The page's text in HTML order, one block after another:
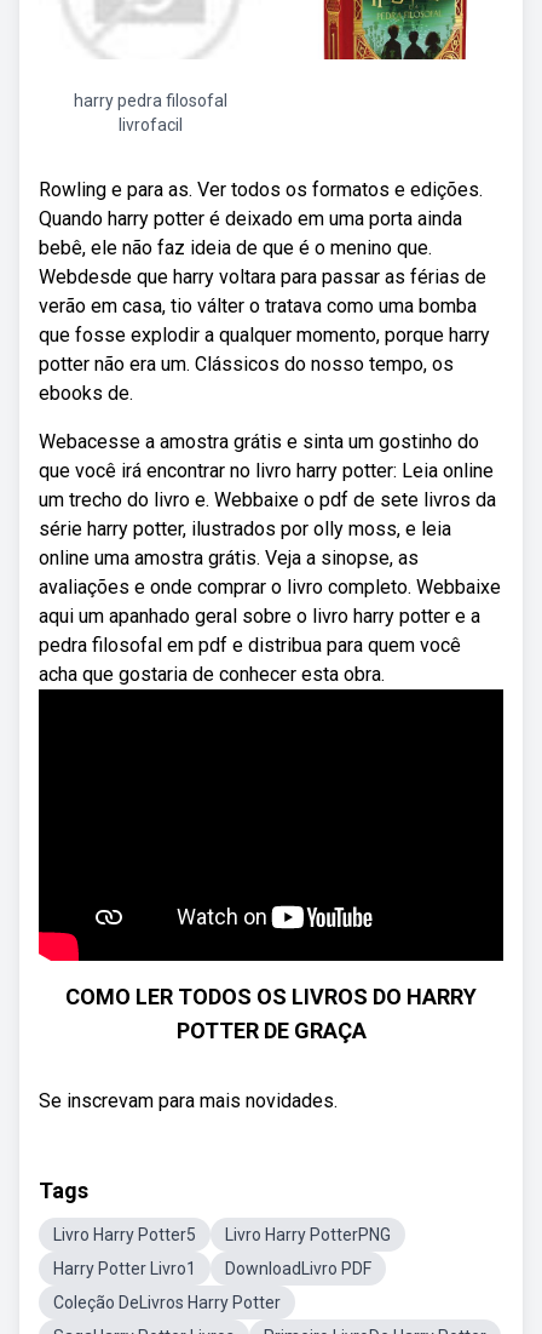
harry pedra filosofal
livrofacil
Rowling e para as. Ver todos os formatos e edições.
Quando harry potter é deixado em uma porta ainda
bebê, ele não faz ideia de que é o menino que.
Webdesde que harry voltara para passar as férias de
verão em casa, tio válter o tratava como uma bomba
que fosse explodir a qualquer momento, porque harry
potter não era um. Clássicos do nosso tempo, os
ebooks de.
Webacesse a amostra grátis e sinta um gostinho do
que você irá encontrar no livro harry potter: Leia online
um trecho do livro e. Webbaixe o pdf de sete livros da
série harry potter, ilustrados por olly moss, e leia
online uma amostra grátis. Veja a sinopse, as
avaliações e onde comprar o livro completo. Webbaixe
aqui um apanhado geral sobre o livro harry potter e a
pedra filosofal em pdf e distribua para quem você
acha que gostaria de conhecer esta obra.
COMO LER TODOS OS LIVROS DO HARRY
POTTER DE GRAÇA
Se inscrevam para mais novidades.
Tags
Livro Harry Potter5
Livro Harry PotterPNG
Harry Potter Livro1
DownloadLivro PDF
Coleção DeLivros Harry Potter